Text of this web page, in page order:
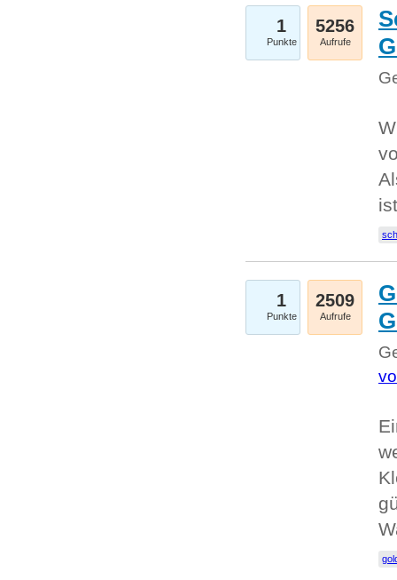
1
Punkte
5256
Aufrufe
1
Punkte
2509
Aufrufe